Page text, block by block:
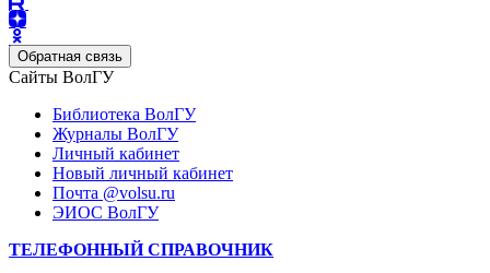
Обратная связь
Сайты ВолГУ
Библиотека ВолГУ
Журналы ВолГУ
Личный кабинет
Новый личный кабинет
Почта @volsu.ru
ЭИОС ВолГУ
ТЕЛЕФОННЫЙ СПРАВОЧНИК